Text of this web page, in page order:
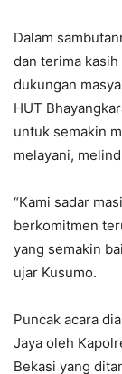
Dalam
dan terima
dukungan
HUT
untuk semakin
melayani,
“Kami sadar
berkomitmen
yang semakin
ujar Kusumo.
Puncak acara
Jaya oleh
Bekasi yang